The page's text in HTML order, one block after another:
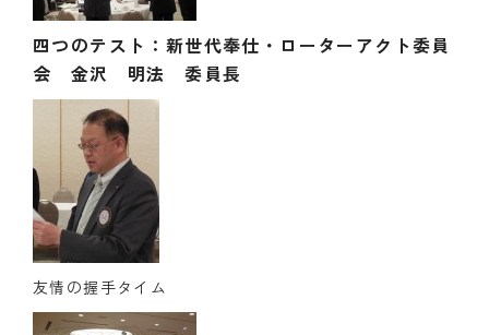
四つのテスト：新世代奉仕・ローターアクト委員
会 金沢 明法 委員長
友情の握手タイム